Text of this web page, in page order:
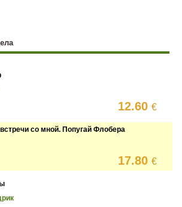
12.60€
со мной. Попугай Флобера
17.80€